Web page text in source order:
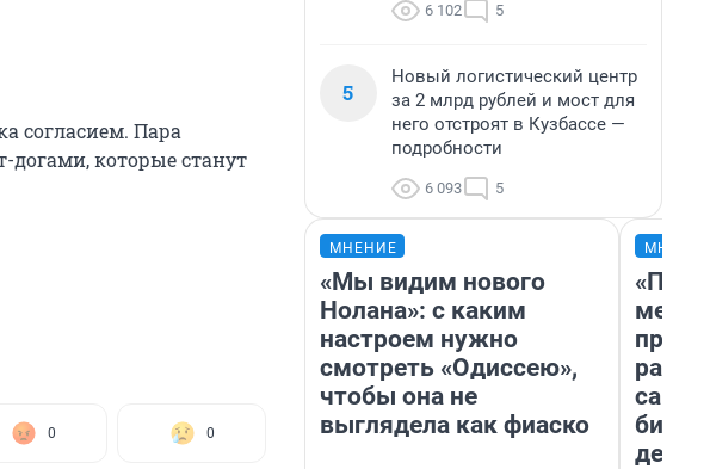
согласием. Пара
догами, которые станут
0 0
6 102 5
5
Новый логистический центр
за 2 млрд рублей и мост для
него отстроят в Кузбассе —
подробности
6 093 5
МНЕНИЕ
«Мы видим нового
Нолана»: с каким
настроем нужно
смотреть «Одиссею»,
чтобы она не
выглядела как фиаско